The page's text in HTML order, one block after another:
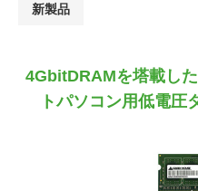
新製品
4GbitDRAMを塔載し
トパソコン用低電圧